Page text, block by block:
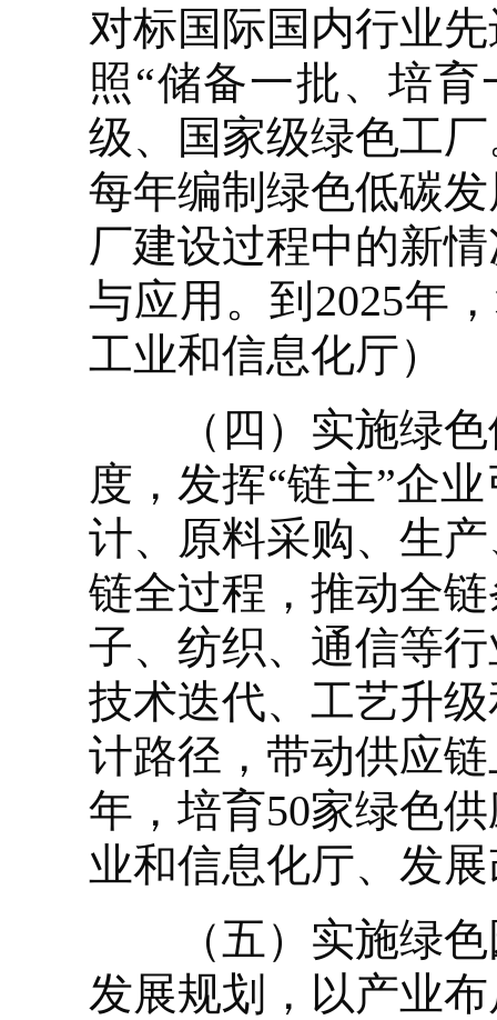
对标国际国内行业
照“储备一批、培
级、国家级绿色工
每年编制绿色低碳
厂建设过程中的新
与应用。到2025年
工业和信息化厅）
（四）实施绿色
度，发挥“链主”企
计、原料采购、生
链全过程，推动全
子、纺织、通信等
技术迭代、工艺升
计路径，带动供应
年，培育50家绿色
业和信息化厅、发
（五）实施绿色
发展规划，以产业